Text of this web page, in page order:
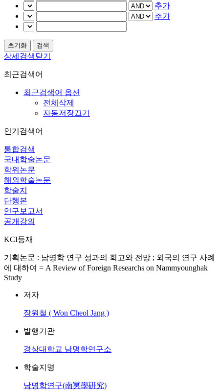
추가
추가
상세검색닫기
최근검색어
최근검색어 옵션
전체삭제
자동저장끄기
인기검색어
통합검색
국내학술논문
학위논문
해외학술논문
학술지
단행본
연구보고서
공개강의
KCI등재
기획논문 : 남명학 연구 성과의 회고와 전망 ; 외국의 연구 사례
에 대하여 = A Review of Foreign Researchs on Nammyounghak
Study
저자
장원철 ( Won Cheol Jang )
발행기관
경상대학교 남명학연구소
학술지명
남명학연구(南冥學硏究)